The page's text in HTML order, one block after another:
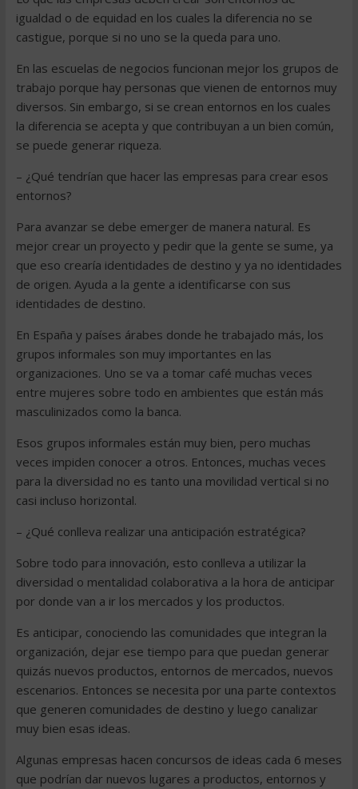
igualdad o de equidad en los cuales la diferencia no se
castigue, porque si no uno se la queda para uno.
En las escuelas de negocios funcionan mejor los grupos de
trabajo porque hay personas que vienen de entornos muy
diversos. Sin embargo, si se crean entornos en los cuales
la diferencia se acepta y que contribuyan a un bien común,
se puede generar riqueza.
– ¿Qué tendrían que hacer las empresas para crear esos
entornos?
Para avanzar se debe emerger de manera natural. Es
mejor crear un proyecto y pedir que la gente se sume, ya
que eso crearía identidades de destino y ya no identidades
de origen. Ayuda a la gente a identificarse con sus
identidades de destino.
En España y países árabes donde he trabajado más, los
grupos informales son muy importantes en las
organizaciones. Uno se va a tomar café muchas veces
entre mujeres sobre todo en ambientes que están más
masculinizados como la banca.
Esos grupos informales están muy bien, pero muchas
veces impiden conocer a otros. Entonces, muchas veces
para la diversidad no es tanto una movilidad vertical si no
casi incluso horizontal.
– ¿Qué conlleva realizar una anticipación estratégica?
Sobre todo para innovación, esto conlleva a utilizar la
diversidad o mentalidad colaborativa a la hora de anticipar
por donde van a ir los mercados y los productos.
Es anticipar, conociendo las comunidades que integran la
organización, dejar ese tiempo para que puedan generar
quizás nuevos productos, entornos de mercados, nuevos
escenarios. Entonces se necesita por una parte contextos
que generen comunidades de destino y luego canalizar
muy bien esas ideas.
Algunas empresas hacen concursos de ideas cada 6 meses
que podrían dar nuevos lugares a productos, entornos y